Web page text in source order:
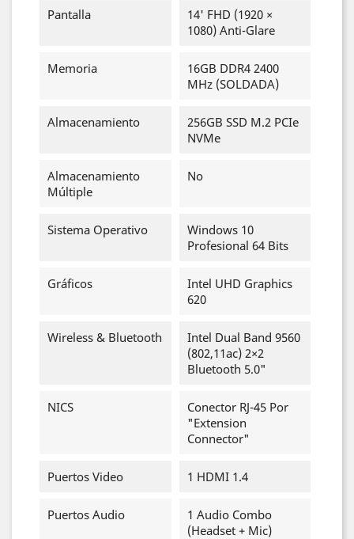
Pantalla
14' FHD (1920 ×
1080) Anti-Glare
Memoria
16GB DDR4 2400
MHz (SOLDADA)
Almacenamiento
256GB SSD M.2 PCIe
NVMe
Almacenamiento
Múltiple
No
Sistema Operativo
Windows 10
Profesional 64 Bits
Gráficos
Intel UHD Graphics
620
Wireless & Bluetooth
Intel Dual Band 9560
(802,11ac) 2×2
Bluetooth 5.0"
NICS
Conector RJ-45 Por
"Extension
Connector"
Puertos Video 1 HDMI 1.4
Puertos Audio
1 Audio Combo
(Headset + Mic)